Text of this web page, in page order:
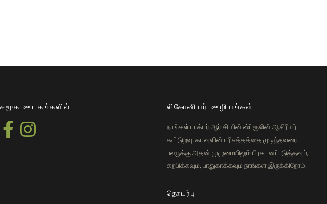
சமூக ஊடகங்களில் லிகோனியர் ஊழியங்கள்
நாங்கள் டாக்டர் ஆர்.சி.யின் ஸ்ப்ரூலின் ஆசிரியர்
கூட்டுறவு. கடவுளின் பரிசுத்தத்தை முடிந்தவரை
பலருக்கு அதன் முழுமையிலும் பிரகடனப்படுத்தவும்,
கற்பிக்கவும், பாதுகாக்கவும் நாங்கள் இருக்கிறோம்.
தொடர்பு